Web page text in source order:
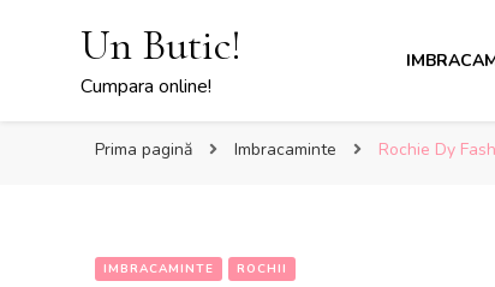
Un Butic!
Cumpara online!
Prima pagină Imbracaminte Rochie Dy
IMBRACAMINTE ROCHII